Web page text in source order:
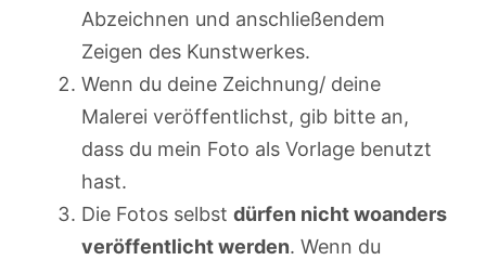
Abzeichnen und anschließendem
Zeigen des Kunstwerkes.
Wenn du deine Zeichnung/ deine
Malerei veröffentlichst, gib bitte an,
dass du mein Foto als Vorlage benutzt
hast.
Die Fotos selbst dürfen nicht woanders
veröffentlicht werden. Wenn du